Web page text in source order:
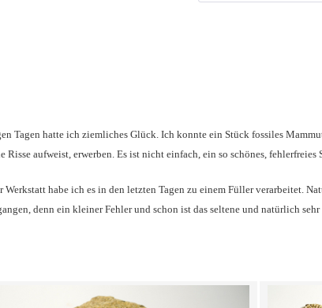
Tagen hatte ich ziemliches Glück. Ich konnte ein Stück fossiles
Risse aufweist, erwerben. Es ist nicht einfach, ein so schönes, fehlerfreies
Werkstatt habe ich es in den letzten Tagen zu einem Füller verarbeitet.
denn ein kleiner Fehler und schon ist das seltene und natürlich